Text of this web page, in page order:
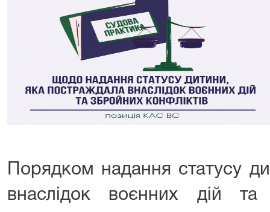
Порядком надання статусу
внаслідок воєнних дій та